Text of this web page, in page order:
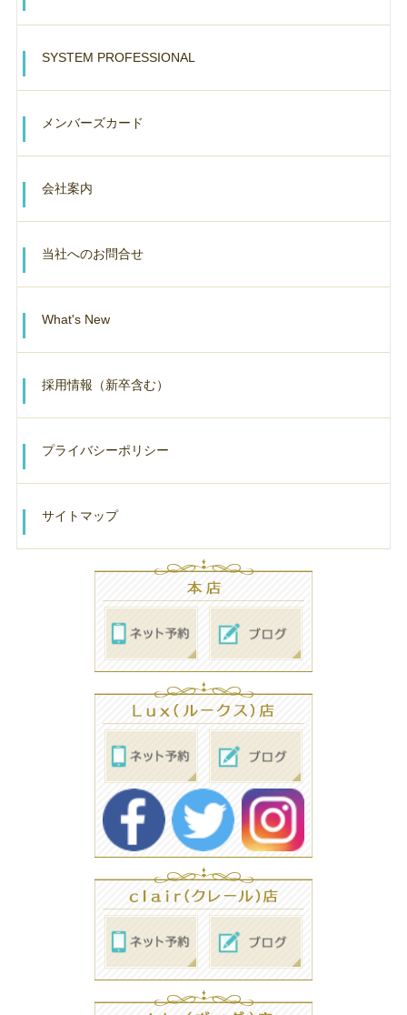
SYSTEM PROFESSIONAL
メンバーズカード
会社案内
当社へのお問合せ
What's New
採用情報（新卒含む）
プライバシーポリシー
サイトマップ